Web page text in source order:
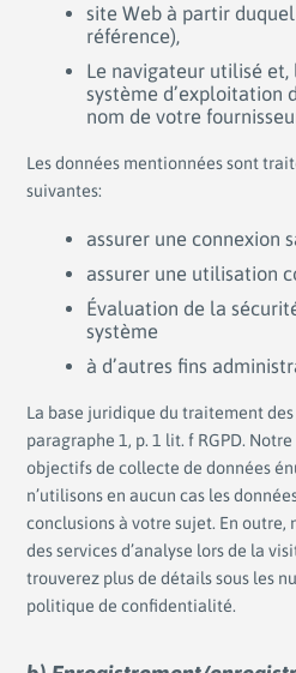
site Web à partir
référence),
Le navigateur utilisé et,
système d’exploitation
nom de votre
Les données mentionnées sont
suivantes:
assurer une connexion
assurer une utilisation
Évaluation de la
système
à d’autres fins
La base juridique du traitement des
paragraphe 1, p. 1 lit. f RGPD.
objectifs de collecte de données
n’utilisons en aucun cas les
conclusions à votre sujet. En outre,
des services d’analyse lors de la
trouverez plus de détails sous les
politique de confidentialité.